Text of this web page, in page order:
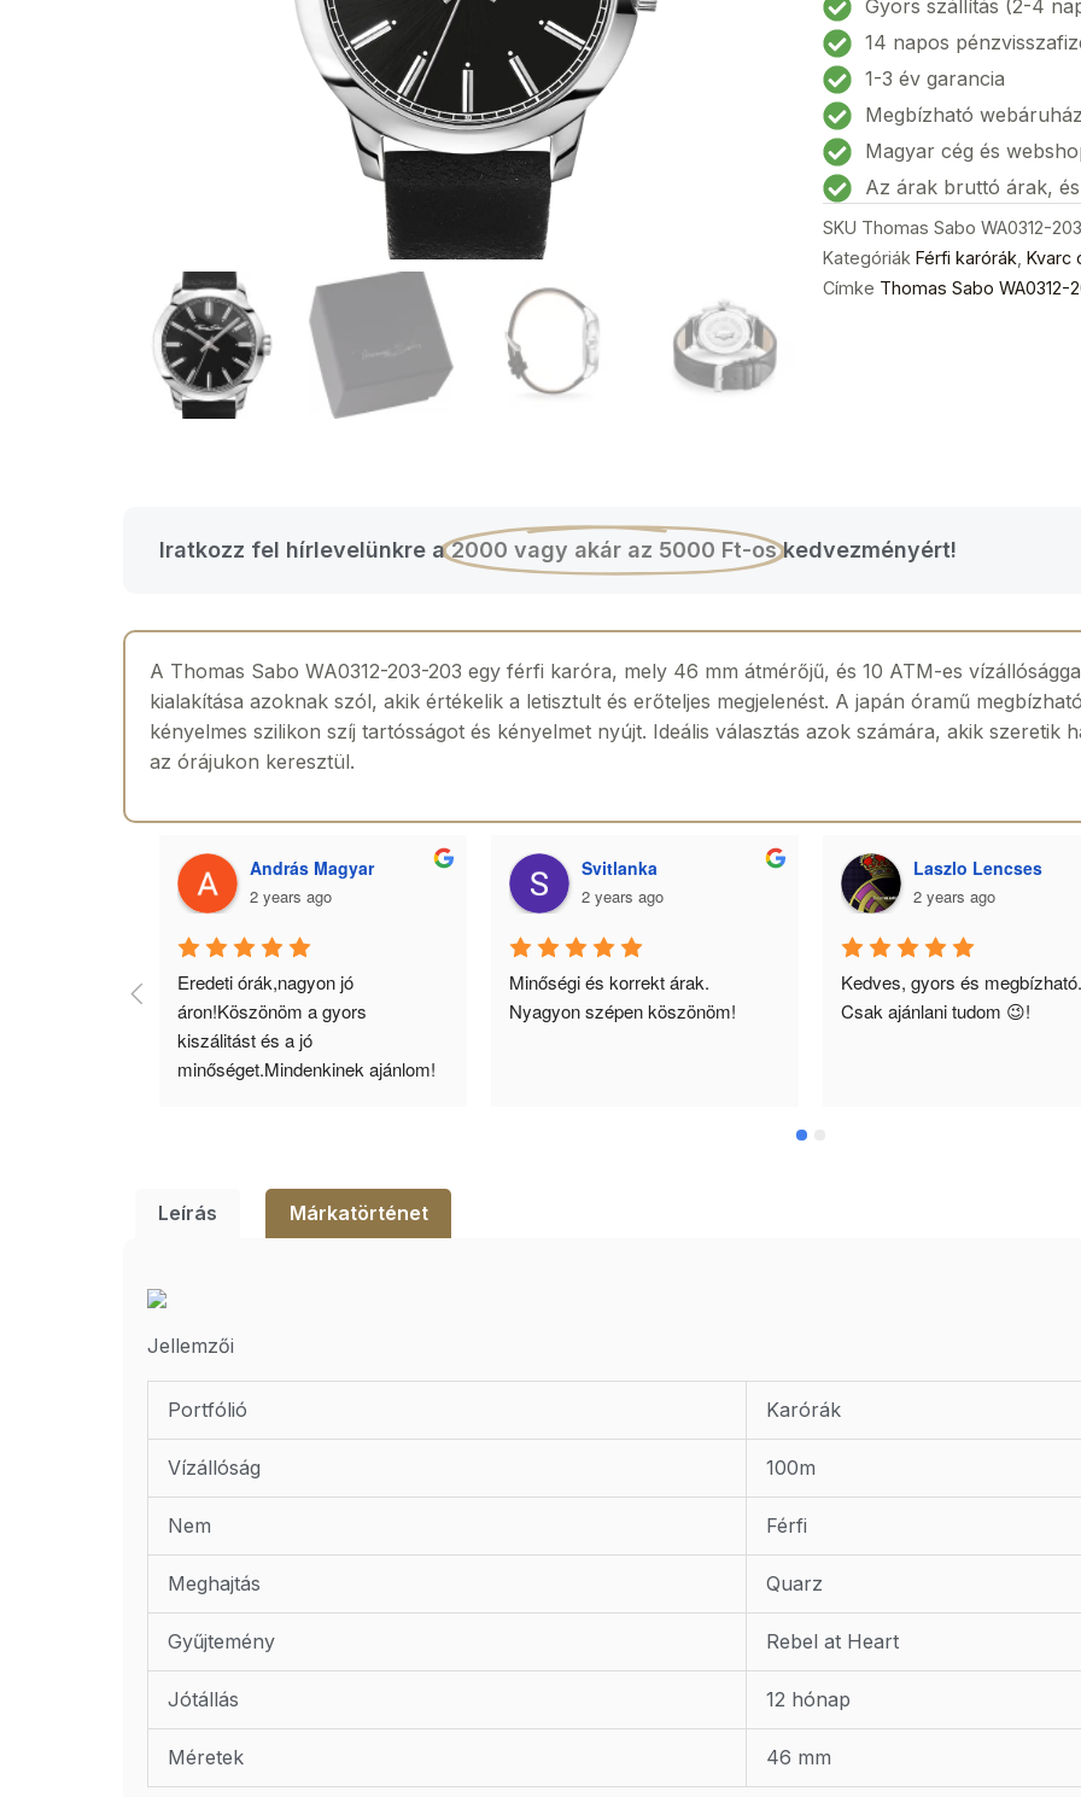
203
Férfi
karóra
46mm
10
ATM
mennyiség
Gyors szállítás (2-4
14 napos
1-3 év garancia
Megbízható webáruház
Magyar cég és
Az árak bruttó árak,
SKU Thomas Sabo WA0312-
Kategóriák Férfi karórák Kvarc
Címke Thomas Sabo WA0312-
Iratkozz fel hírlevelünkre a2000 vagy akár az 5000 Ft-os kedvezményért!
A Thomas Sabo WA0312-203-203 egy férfi karóra, mely 46 mm átmérőjű, és 10 ATM-es
kialakítása azoknak szól, akik értékelik a letisztult és erőteljes megjelenést. A japán óramű
kényelmes szilikon szíj tartósságot és kényelmet nyújt. Ideális választás azok számára, akik szeretik
az órájukon keresztül.
András Magyar
2 years ago
Eredeti órák,nagyon jó
áron!Köszönöm a gyors
kiszálitást és a jó
minőséget.Mindenkinek ajánlom!
Svitlanka
2 years ago
Minőségi és korrekt árak.
Nyagyon szépen köszönöm!
Laszlo Lencses
2 years ago
Kedves, gyors és megbízható.
Csak ajánlani tudom 😉!
Leírás Márkatörténet
Jellemzői
Portfólió Karórák
Vízállóság 100m
Nem Férfi
Meghajtás Quarz
Gyűjtemény Rebel at Heart
Jótállás 12 hónap
Méretek 46 mm